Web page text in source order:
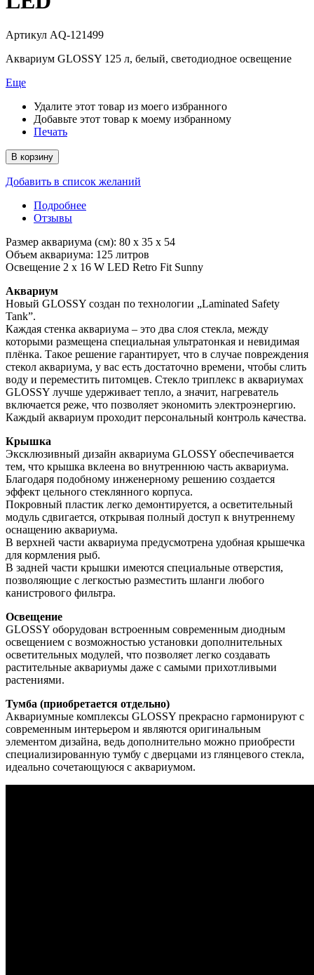
Артикул AQ-121499
Аквариум GLOSSY 125 л, белый, светодиодное освещение
Еще
Удалите этот товар из моего избранного
Добавьте этот товар к моему избранному
Печать
В корзину
Добавить в список желаний
Подробнее
Отзывы
Размер аквариума (см): 80 х 35 х 54
Объем аквариума: 125 литров
Освещение 2 x 16 W LED Retro Fit Sunny
Аквариум
Новый GLOSSY создан по технологии „Laminated Safety
Tank”.
Каждая стенка аквариума – это два слоя стекла, между
которыми размещена специальная ультратонкая и невидимая
плёнка. Такое решение гарантирует, что в случае повреждения
стекол аквариума, у вас есть достаточно времени, чтобы слить
воду и переместить питомцев. Стекло триплекс в аквариумах
GLOSSY лучше удерживает тепло, а значит, нагреватель
включается реже, что позволяет экономить электроэнергию.
Каждый аквариум проходит персональный контроль качества.
Крышка
Эксклюзивный дизайн аквариума GLOSSY обеспечивается
тем, что крышка вклеена во внутреннюю часть аквариума.
Благодаря подобному инженерному решению создается
эффект цельного стеклянного корпуса.
Покровный пластик легко демонтируется, а осветительный
модуль сдвигается, открывая полный доступ к внутреннему
оснащению аквариума.
В верхней части аквариума предусмотрена удобная крышечка
для кормления рыб.
В задней части крышки имеются специальные отверстия,
позволяющие с легкостью разместить шланги любого
канистрового фильтра.
Освещение
GLOSSY оборудован встроенным современным диодным
освещением с возможностью установки дополнительных
осветительных модулей, что позволяет легко создавать
растительные аквариумы даже с самыми прихотливыми
растениями.
Тумба (приобретается отдельно)
Аквариумные комплексы GLOSSY прекрасно гармонируют с
современным интерьером и являются оригинальным
элементом дизайна, ведь дополнительно можно приобрести
специализированную тумбу с дверцами из глянцевого стекла,
идеально сочетающуюся с аквариумом.